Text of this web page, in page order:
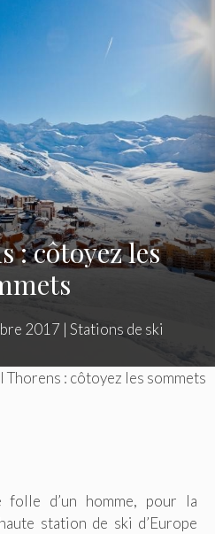
: côtoyez les
2017 | Stations de ski
Thorens : côtoyez les sommets
d’un homme, pour la
station de ski d’Europe